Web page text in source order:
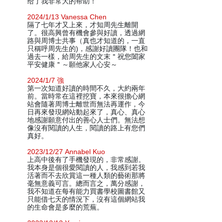
2024/1/13 Vanessa Chen
隔了七年才又上來，才知周先生離開
了。很高興曾有機會參與好讀，透過網
路與周博士共事（真也才知道的，一直
只稱呼周先生的)，感謝好讀團隊！也和
過去一樣，給周先生的文末＂祝您闔家
平安健康＂～願他家人心安～
2024/1/7 強
第一次知道好讀的時間不久，大約兩年
前。當時常在這裡挖寶，本來很擔心網
站會隨著周博士離世而無法再運作，今
日再來發現網站動起來了，真心、真心
地感謝願意付出的善心人士們。無法想
像沒有閱讀的人生，閱讀的路上有您們
真好。
2023/12/27 Annabel Kuo
上高中後有了手機發現的，非常感謝。
我本身是個很愛閱讀的人，我感到若我
活著而不去欣賞這一種人類的藝術那將
毫無意義可言。總而言之，萬分感謝，
我不知道在每有能力買書學校圖書館又
只能借七天的情況下，沒有這個網站我
的生命會是多麼的荒蕪。